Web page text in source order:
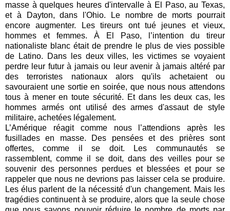
masse à quelques heures d'intervalle à El Paso, au Texas,
et à Dayton, dans l'Ohio. Le nombre de morts pourrait
encore augmenter. Les tireurs ont tué jeunes et vieux,
hommes et femmes. À El Paso, l’intention du tireur
nationaliste blanc était de prendre le plus de vies possible
de Latino. Dans les deux villes, les victimes se voyaient
perdre leur futur à jamais ou leur avenir à jamais altéré par
des terroristes nationaux alors qu'ils achetaient ou
savouraient une sortie en soirée, que nous nous attendons
tous à mener en toute sécurité. Et dans les deux cas, les
hommes armés ont utilisé des armes d'assaut de style
militaire, achetées légalement.
L’Amérique réagit comme nous l’attendions après les
fusillades en masse. Des pensées et des prières sont
offertes, comme il se doit. Les communautés se
rassemblent, comme il se doit, dans des veilles pour se
souvenir des personnes perdues et blessées et pour se
rappeler que nous ne devrions pas laisser cela se produire.
Les élus parlent de la nécessité d'un changement. Mais les
tragédies continuent à se produire, alors que la seule chose